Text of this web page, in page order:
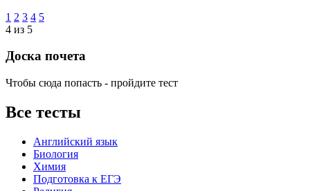
1 2 3 4 5
4 из 5
Доска почета
Чтобы сюда попасть - пройдите тест
Все тесты
Английский язык
Биология
Химия
Подготовка к ЕГЭ